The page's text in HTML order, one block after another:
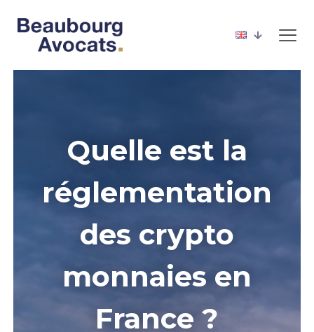
Quelle est la
réglementation
des crypto
monnaies en
France ?